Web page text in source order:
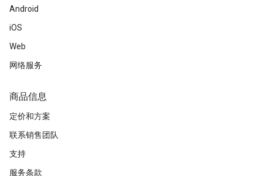
Android
iOS
Web
网络服务
商品信息
定价和方案
联系销售团队
支持
服务条款